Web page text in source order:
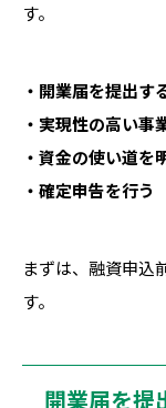
す。
・開業届を提出す
・実現性の高い事
・資金の使い道を
・確定申告を行う
まずは、融資申込
す。
開業届を提